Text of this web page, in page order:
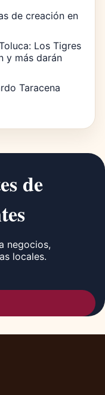
de creación en
Los Tigres
y más darán
Taracena
de
negocios,
locales.